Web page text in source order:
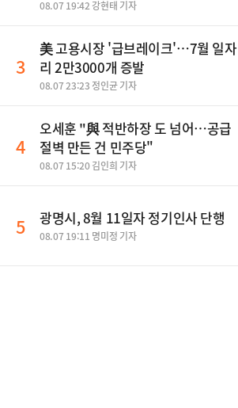
08.07 19:42 강현태 기자
3
美 고용시장 '급브레이크'…7월 일자
리 2만3000개 증발
08.07 23:23 정인균 기자
4
오세훈 "與 적반하장 도 넘어…공급
절벽 만든 건 민주당"
08.07 15:20 김인희 기자
5 광명시, 8월 11일자 정기인사 단행
08.07 19:11 명미정 기자